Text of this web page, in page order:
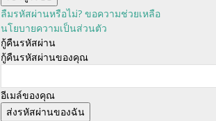
ลืมรหัสผ่านหรือไม่? ขอความช่วยเหลือ
นโยบายความเป็นส่วนตัว
กู้คืนรหัสผ่าน
กู้คืนรหัสผ่านของคุณ
อีเมล์ของคุณ